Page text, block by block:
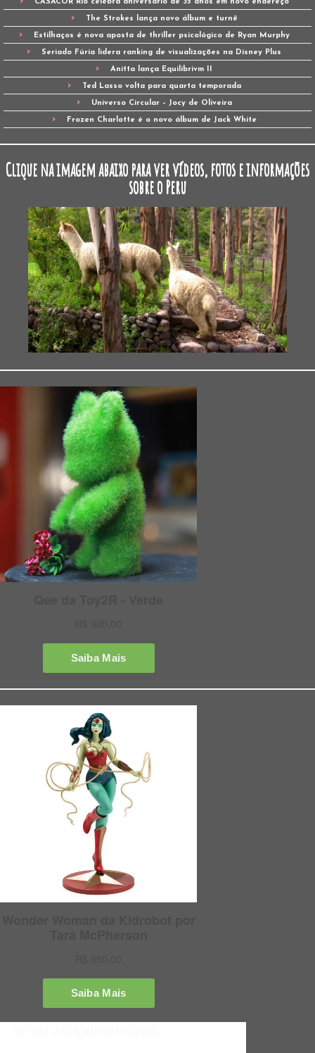
CASACOR Rio celebra aniversário de 35 anos em novo endereço
The Strokes lança novo álbum e turnê
Estilhaços é nova aposta de thriller psicológico de Ryan Murphy
Seriado Fúria lidera ranking de visualizações na Disney Plus
Anitta lança Equilibrivm II
Ted Lasso volta para quarta temporada
Universo Circular – Jocy de Oliveira
Frozen Charlotte é o novo álbum de Jack White
Clique na imagem abaixo para ver vídeos, fotos e informações
sobre o Peru